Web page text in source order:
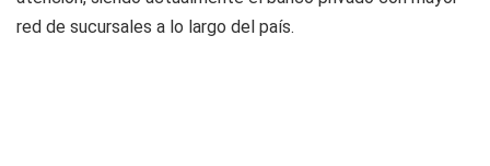
red de sucursales a lo largo del país.